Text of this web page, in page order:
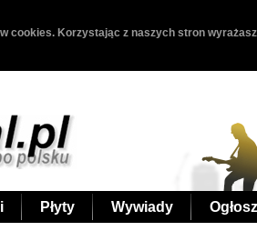
cookies. Korzystając z naszych stron
Płyty Wywiady